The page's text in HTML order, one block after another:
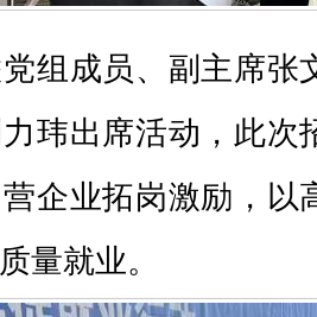
组成员、副主席张
玮出席活动，此次
企业拓岗激励，以
量就业。